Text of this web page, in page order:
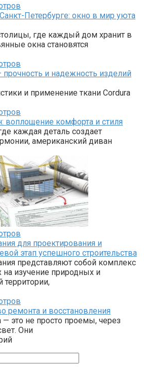
Петербурге: окно в мир уюта
где каждый дом хранит в
окна становятся
прочность и надежность изделий
и применение ткани Cordura
воплощение комфорта и стиля
каждая деталь создает
американский диван
для проектирования и
этап успешного строительства
представляют собой комплекс
на изучение природных и
территории,
ремонта и восстановления
это не просто проемы, через
Они